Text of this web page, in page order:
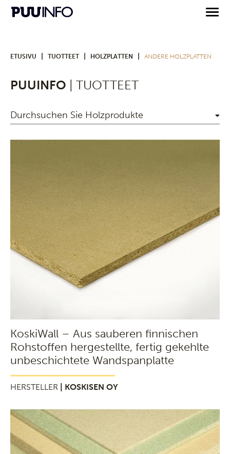
ETUSIVU TUOTTEET HOLZPLATTEN ANDERE HOLZPLATTEN
PUUINFO | TUOTTEET
Durchsuchen Sie Holzprodukte
KoskiWall – Aus sauberen finnischen
Rohstoffen hergestellte, fertig gekehlte
unbeschichtete Wandspanplatte
HERSTELLER | KOSKISEN OY